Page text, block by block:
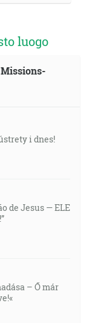
luogo
Missions-
i dnes!
de Jesus — ELE
– Ő már